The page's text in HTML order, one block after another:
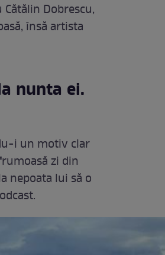
Dobrescu,
însă artista
nunta ei.
i un motiv clar
zi din
nepoata lui să o